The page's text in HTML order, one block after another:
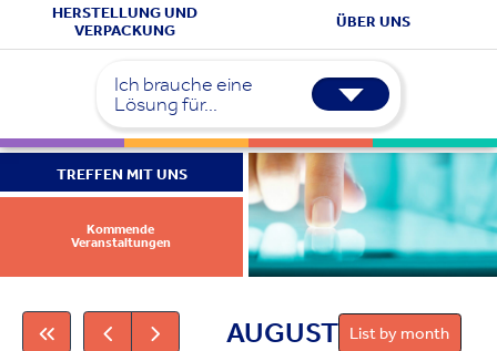
HERSTELLUNG UND
VERPACKUNG
ÜBER UNS
Ich brauche eine
Lösung für...
TREFFEN MIT UNS
Kommende
Veranstaltungen
AUGUST
List by month